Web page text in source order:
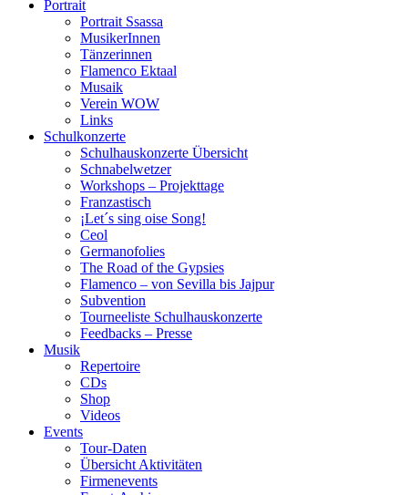
Portrait
Portrait Ssassa
MusikerInnen
Tänzerinnen
Flamenco Ektaal
Musaik
Verein WOW
Links
Schulkonzerte
Schulhauskonzerte Übersicht
Schnabelwetzer
Workshops – Projekttage
Franzastisch
¡Let´s sing oise Song!
Ceol
Germanofolies
The Road of the Gypsies
Flamenco – von Sevilla bis Jajpur
Subvention
Tourneeliste Schulhauskonzerte
Feedbacks – Presse
Musik
Repertoire
CDs
Shop
Videos
Events
Tour-Daten
Übersicht Aktivitäten
Firmenevents